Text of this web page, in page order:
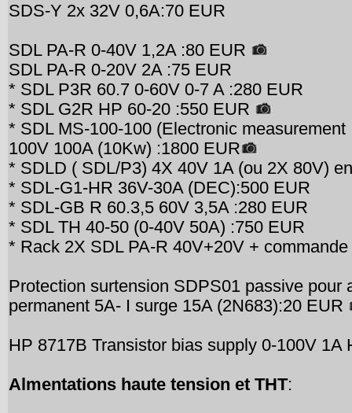
SDS-Y 2x 32V 0,6A:70 EUR
SDL PA-R 0-40V 1,2A :80 EUR
SDL PA-R 0-20V 2A :75 EUR
* SDL P3R 60.7 0-60V 0-7 A :280 EUR
* SDL G2R HP 60-20 :550 EUR
* SDL MS-100-100 (Electronic
100V 100A (10Kw) :1800 EUR
* SDLD ( SDL/P3) 4X 40V 1A (ou 2X 80V)
* SDL-G1-HR 36V-30A (DEC):500 EUR
* SDL-GB R 60.3,5 60V 3,5A :280 EUR
* SDL TH 40-50 (0-40V 50A) :750 EUR
* Rack 2X SDL PA-R 40V+20V +
Protection surtension SDPS01 passive pour
permanent 5A- I surge 15A (2N683):20 EUR
HP 8717B Transistor bias supply 0-100V
Almentations haute tension et THT: